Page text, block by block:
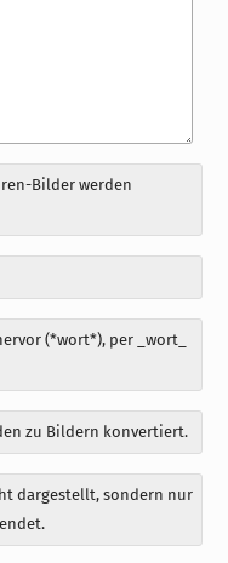
Bilder werden
(*wort*), per _wort_
zu Bildern konvertiert.
dargestellt, sondern nur